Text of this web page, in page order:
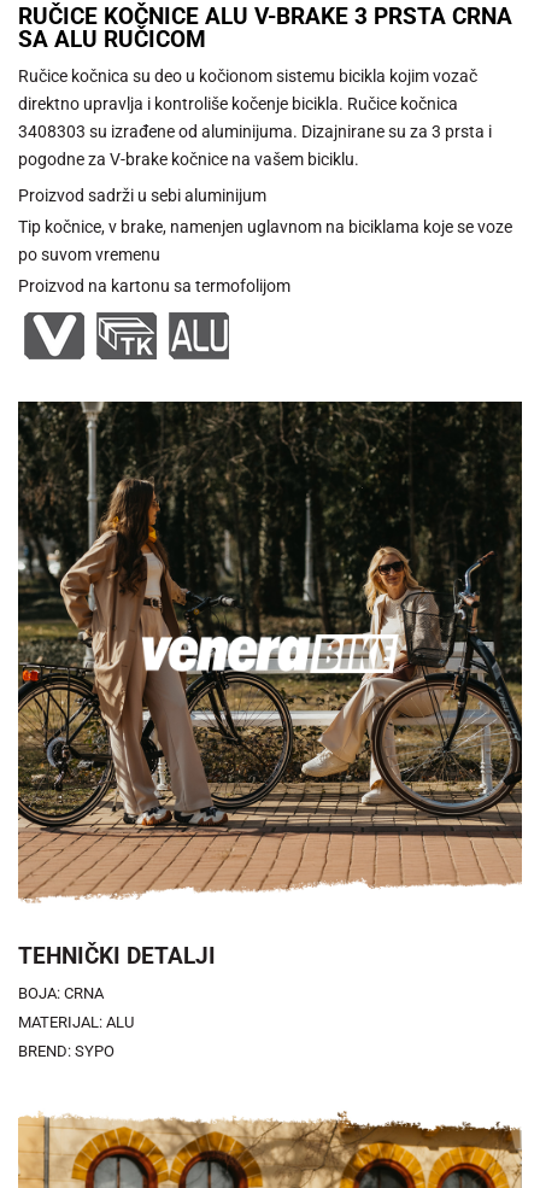
RUČICE KOČNICE ALU V-BRAKE 3 PRSTA CRNA
SA ALU RUČICOM
Ručice kočnica su deo u kočionom sistemu bicikla kojim vozač
direktno upravlja i kontroliše kočenje bicikla. Ručice kočnica
3408303 su izrađene od aluminijuma. Dizajnirane su za 3 prsta i
pogodne za V-brake kočnice na vašem biciklu.
Proizvod sadrži u sebi aluminijum
Tip kočnice, v brake, namenjen uglavnom na biciklama koje se voze
po suvom vremenu
Proizvod na kartonu sa termofolijom
TEHNIČKI DETALJI
BOJA: CRNA
MATERIJAL: ALU
BREND: SYPO